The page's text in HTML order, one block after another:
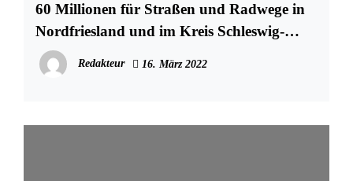
60 Millionen für Straßen und Radwege in
Nordfriesland und im Kreis Schleswig-
Flensburg
Redakteur 16. März 2022